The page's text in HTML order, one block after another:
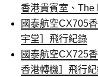
香港貴賓室、The
國泰航空CX705
宇堂］飛行紀錄
國泰航空CX725
香港轉機］飛行